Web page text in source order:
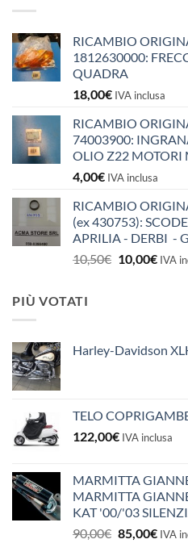
RICAMBIO
1812630000:
QUADRA
18,00€ IVA inclusa
RICAMBIO
74003900:
OLIO Z22 MOTORI
4,00€ IVA inclusa
RICAMBIO
(ex 430753):
APRILIA - DERBI -
10,50€ Il
10,00€IlIVA
PIÙ VOTATI
Harley-Davidson
TELO
122,00€ IVA inclusa
MARMITTA
MARMITTA
KAT '00/'03
90,00€ Il
85,00€IlIVA